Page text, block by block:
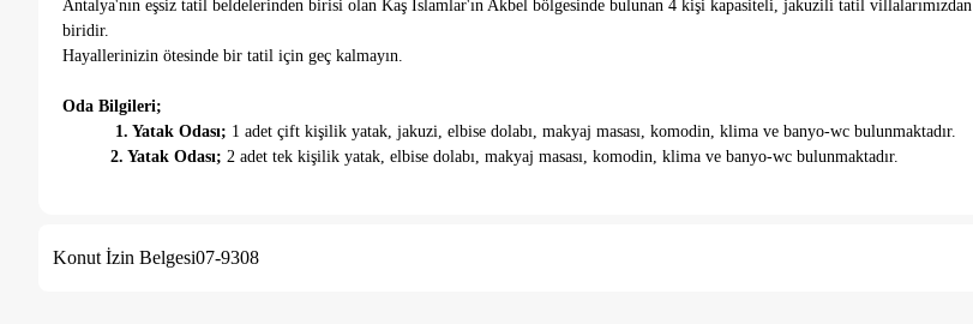
Antalya'nın eşsiz tatil beldelerinden birisi olan Kaş İslamlar'ın Akbel bölgesinde bulunan 4 kişi kapasiteli, jakuzili tatil villalarımızdan
biridir.
Hayallerinizin ötesinde bir tatil için geç kalmayın.
Oda Bilgileri;
1. Yatak Odası; 1 adet çift kişilik yatak, jakuzi, elbise dolabı, makyaj masası, komodin, klima ve banyo-wc bulunmaktadır.
2. Yatak Odası; 2 adet tek kişilik yatak, elbise dolabı, makyaj masası, komodin, klima ve banyo-wc bulunmaktadır.
eşyalar bulunmaktadır.
Konut İzin Belgesi07-9308